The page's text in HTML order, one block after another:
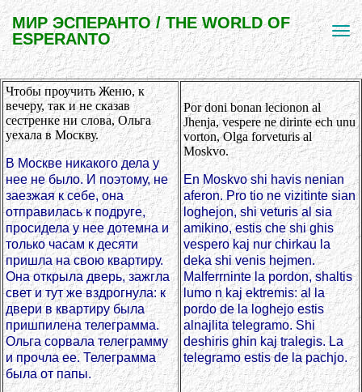
МИР ЭСПЕРАНТО / THE WORLD OF
ESPERANTO
Чтобы проучить Женю, к
вечеру, так и не сказав
сестренке ни слова, Ольга
уехала в Москву.
В Москве никакого дела у
нее не было. И поэтому, не
заезжая к себе, она
отправилась к подруге,
просидела у нее дотемна и
только часам к десяти
пришла на свою квартиру.
Она открыла дверь, зажгла
свет и тут же вздрогнула: к
двери в квартиру была
пришпилена телеграмма.
Ольга сорвала телеграмму
и прочла ее. Телеграмма
была от папы.
Por doni bonan lecionon al
Jhenja, vespere ne dirinte ech unu
vorton, Olga forveturis al
Moskvo.
En Moskvo shi havis nenian
aferon. Pro tio ne vizitinte sian
loghejon, shi veturis al sia
amikino, estis che shi ghis
vespero kaj nur chirkau la
deka shi venis hejmen.
Malferrninte la pordon, shaltis
lumo n kaj ektremis: al la
pordo de la loghejo estis
alnajlita telegramo. Shi
deshiris ghin kaj tralegis. La
telegramo estis de la pachjo.